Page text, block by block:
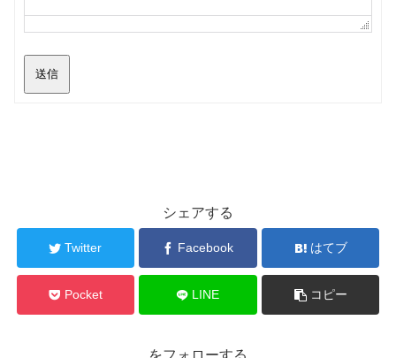
送信
シェアする
Twitter Facebook はてブ
Pocket LINE コピー